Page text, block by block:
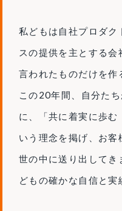
私どもは自社プロダ
スの提供を主とする会
言われたものだけを作
この20年間、自分た
に、「共に着実に歩
いう理念を掲げ、お
世の中に送り出してき
どもの確かな自信と実